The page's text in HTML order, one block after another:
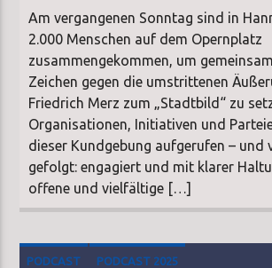
Am vergangenen Sonntag sind in
2.000 Menschen auf dem Opernplatz
zusammengekommen, um
Zeichen gegen die umstrittenen
Friedrich Merz zum „Stadtbild“ zu
Organisationen, Initiativen und
dieser Kundgebung aufgerufen – und
gefolgt: engagiert und mit klarer
offene und vielfältige […]
PODCAST PODCAST 2025